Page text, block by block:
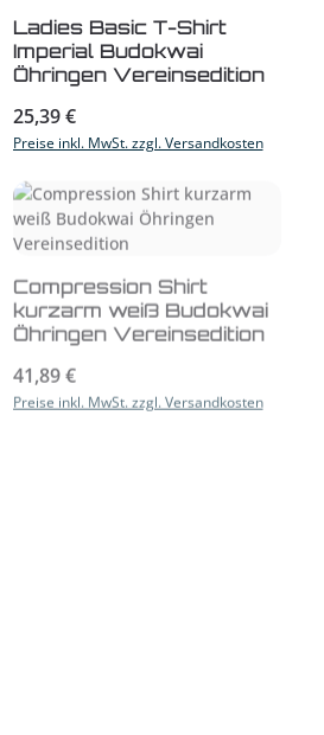
Ladies Basic T-Shirt
Imperial Budokwai
Öhringen Vereinsedition
Regulärer Preis:
25,39 €
Preise inkl. MwSt. zzgl. Versandkosten
Compression Shirt
kurzarm weiß Budokwai
Öhringen Vereinsedition
Regulärer Preis:
41,89 €
Preise inkl. MwSt. zzgl. Versandkosten